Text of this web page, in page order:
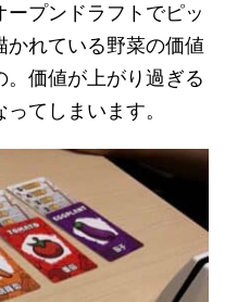
プンドラフトでピッ
かれている野菜の価値
価値が上がり過ぎる
てしまいます。